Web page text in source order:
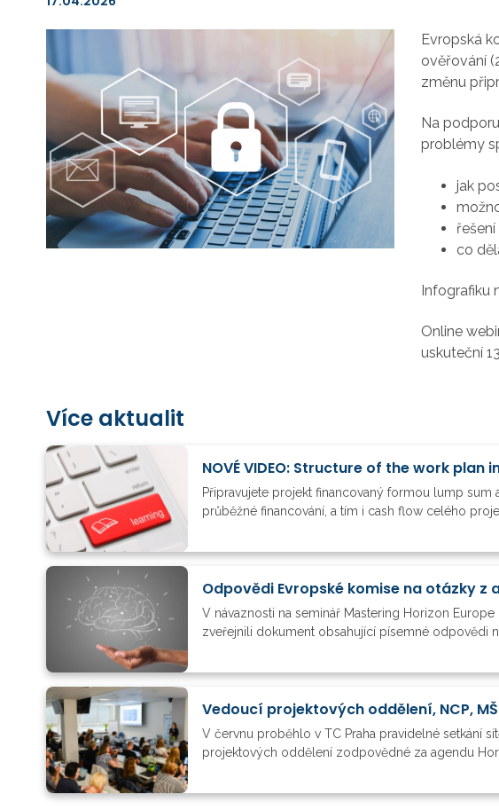
Evropská
ověřování
změnu
Na
problémy
jak
co
Infografiku
Online
uskuteční
Více aktualit
NOVÉ VIDEO: Structure of the work plan
Připravujete projekt financovaný formou lump
průběžné financování, a tím i cash flow celého
V návaznosti na seminář Mastering Horizon
zveřejnili dokument obsahující písemné odpovědi
V červnu proběhlo v TC Praha pravidelné setkání
projektových oddělení zodpovědné za agendu